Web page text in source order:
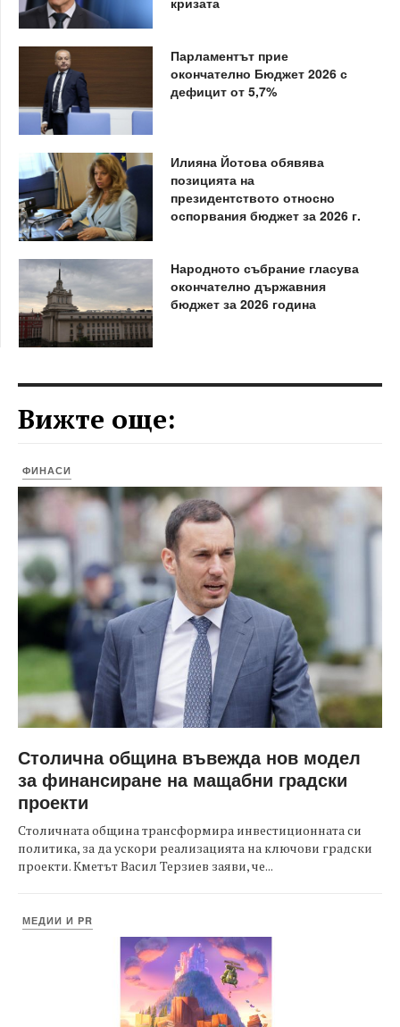
Парламентът прие
окончателно Бюджет 2026 с
дефицит от 5,7%
Илияна Йотова обявява
позицията на
президентството относно
оспорвания бюджет за 2026 г.
Народното събрание гласува
окончателно държавния
бюджет за 2026 година
Вижте още:
ФИНАСИ
Столична община въвежда нов модел
за финансиране на мащабни градски
проекти
Столичната община трансформира инвестиционната си
политика, за да ускори реализацията на ключови градски
проекти. Кметът Васил Терзиев заяви, че...
МЕДИИ И PR